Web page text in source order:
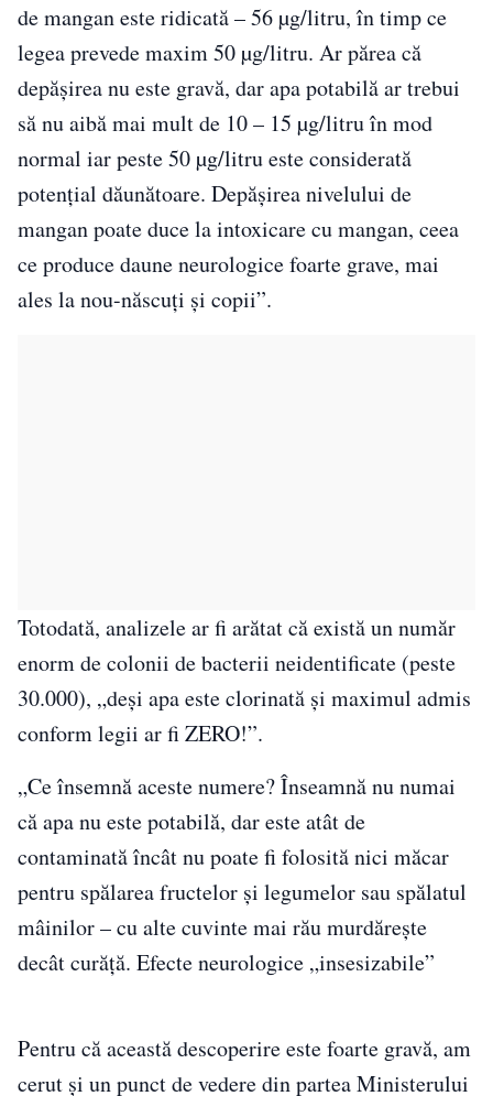
de mangan este ridicată – 56 µg/litru, în timp ce
legea prevede maxim 50 µg/litru. Ar părea că
depășirea nu este gravă, dar apa potabilă ar trebui
să nu aibă mai mult de 10 – 15 µg/litru în mod
normal iar peste 50 µg/litru este considerată
potenţial dăunătoare. Depășirea nivelului de
mangan poate duce la intoxicare cu mangan, ceea
ce produce daune neurologice foarte grave, mai
ales la nou-născuți și copii”.
Totodată, analizele ar fi arătat că există un număr
enorm de colonii de bacterii neidentificate (peste
30.000), „deși apa este clorinată și maximul admis
conform legii ar fi ZERO!”.
„Ce însemnă aceste numere? Înseamnă nu numai
că apa nu este potabilă, dar este atât de
contaminată încât nu poate fi folosită nici măcar
pentru spălarea fructelor și legumelor sau spălatul
mâinilor – cu alte cuvinte mai rău murdărește
decât curăță. Efecte neurologice „insesizabile”
Pentru că această descoperire este foarte gravă, am
cerut și un punct de vedere din partea Ministerului